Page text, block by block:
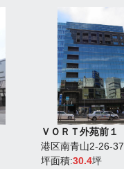
ＶＯＲＴ外苑前１
港区南青山2-26-37
坪面積:30.4坪